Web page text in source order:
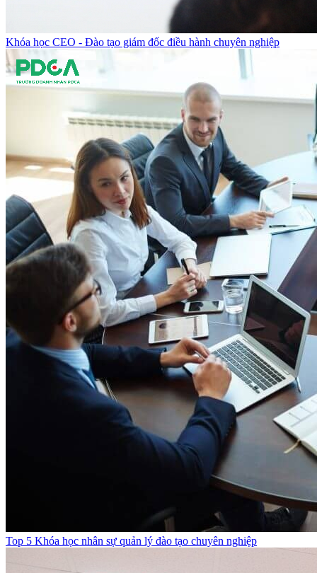
Khóa học CEO - Đào tạo giám đốc điều hành chuyên nghiệp
Top 5 Khóa học nhân sự quản lý đào tạo chuyên nghiệp